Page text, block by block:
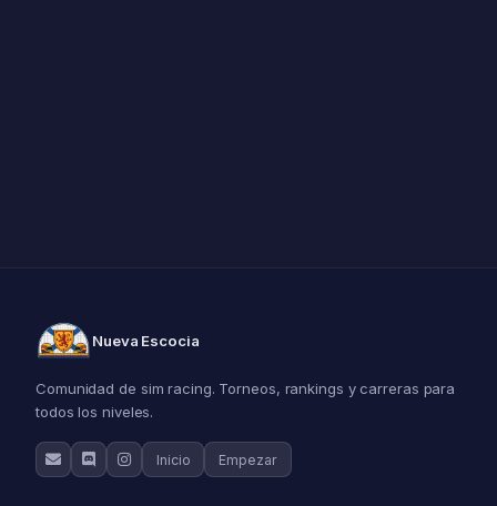
Nueva Escocia
Comunidad de sim racing. Torneos, rankings y carreras para
todos los niveles.
Inicio Empezar